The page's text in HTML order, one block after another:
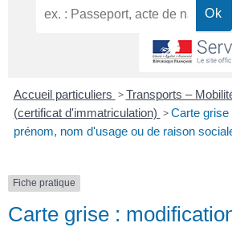
Accueil particuliers > Transports –
(certificat d'immatriculation) > Carte grise
prénom, nom d'usage ou de raison
Fiche pratique
Carte grise :